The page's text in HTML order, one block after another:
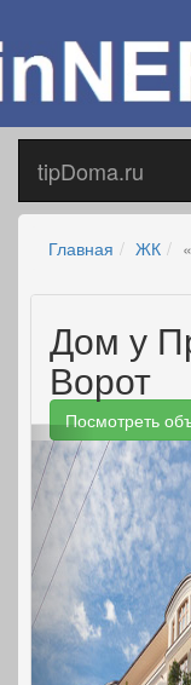
tipDoma.ru
Главная ЖК
Дом у
Ворот
Посмотреть